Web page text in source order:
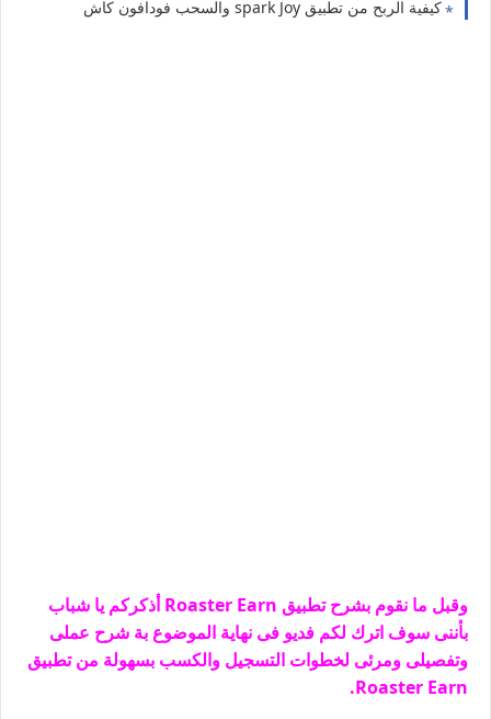
كيفية الربح من تطبيق spark Joy والسحب فودافون كاش
وقبل ما نقوم بشرح تطبيق Roaster Earn أذكركم يا شباب
بأننى سوف اترك لكم فديو فى نهاية الموضوع بة شرح عملى
وتفصيلى ومرئى لخطوات التسجيل والكسب بسهولة من تطبيق
Roaster Earn.